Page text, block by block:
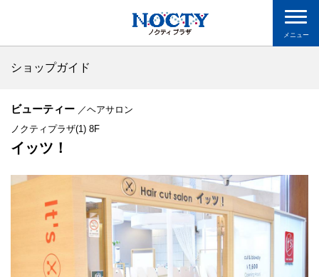
メニュー
ショップガイド
ビューティー ／ヘアサロン
ノクティプラザ(1) 8F
イッツ！